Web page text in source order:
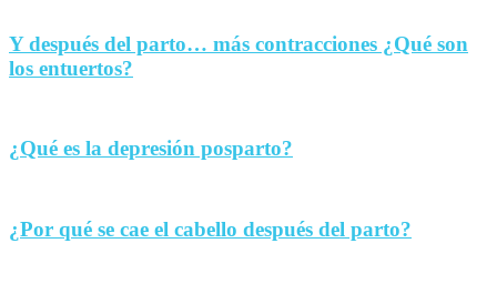
Y después del parto… más contracciones ¿Qué son
los entuertos?
¿Qué es la depresión posparto?
¿Por qué se cae el cabello después del parto?